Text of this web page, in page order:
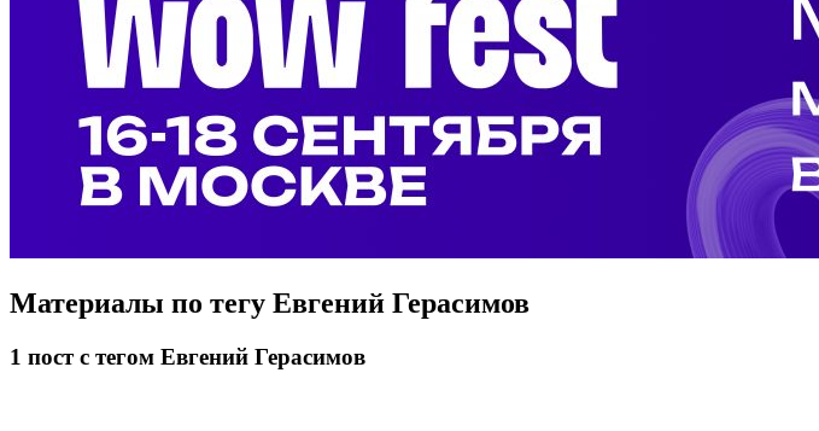
Материалы по тегу Евгений Герасимов
1 постс тегом Евгений Герасимов